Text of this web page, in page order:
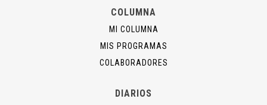
COLUMNA
MI COLUMNA
MIS PROGRAMAS
COLABORADORES
DIARIOS